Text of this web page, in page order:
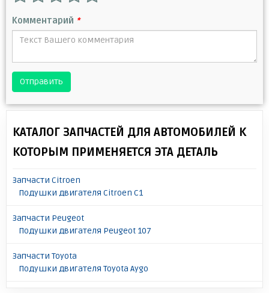
Комментарий *
Отправить
КАТАЛОГ ЗАПЧАСТЕЙ ДЛЯ АВТОМОБИЛЕЙ К
КОТОРЫМ ПРИМЕНЯЕТСЯ ЭТА ДЕТАЛЬ
Запчасти Citroen
Подушки двигателя Citroen C1
Запчасти Peugeot
Подушки двигателя Peugeot 107
Запчасти Toyota
Подушки двигателя Toyota Aygo